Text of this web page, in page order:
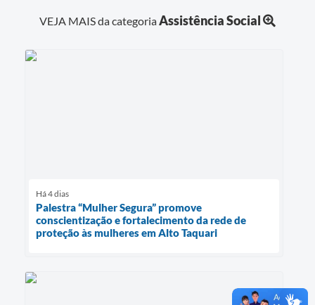
VEJA MAIS da categoriaAssistência Social
Há 4 dias
Palestra “Mulher Segura” promove
conscientização e fortalecimento da rede de
proteção às mulheres em Alto Taquari